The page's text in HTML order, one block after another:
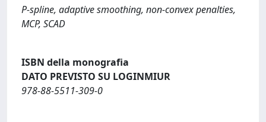
P-spline, adaptive smoothing, non-convex penalties,
MCP, SCAD
ISBN della monografia
DATO PREVISTO SU LOGINMIUR
978-88-5511-309-0